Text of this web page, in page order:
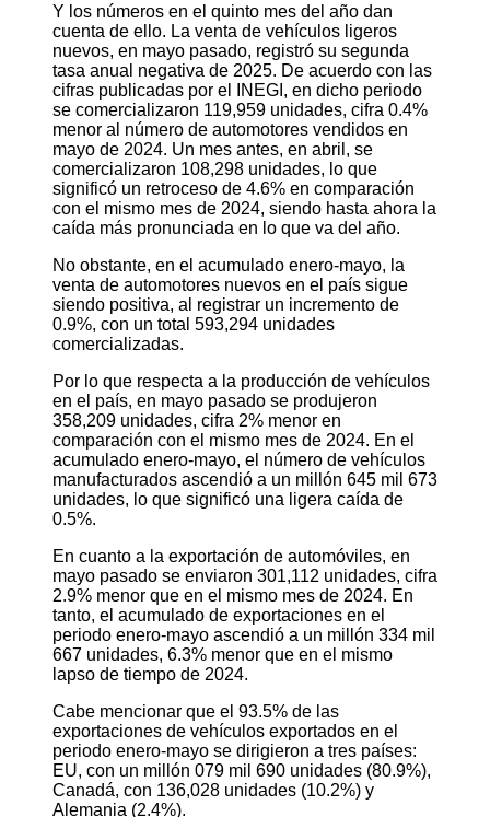
Y los números en el quinto mes del año dan
cuenta de ello. La venta de vehículos ligeros
nuevos, en mayo pasado, registró su segunda
tasa anual negativa de 2025. De acuerdo con las
cifras publicadas por el INEGI, en dicho periodo
se comercializaron 119,959 unidades, cifra 0.4%
menor al número de automotores vendidos en
mayo de 2024. Un mes antes, en abril, se
comercializaron 108,298 unidades, lo que
significó un retroceso de 4.6% en comparación
con el mismo mes de 2024, siendo hasta ahora la
caída más pronunciada en lo que va del año.
No obstante, en el acumulado enero-mayo, la
venta de automotores nuevos en el país sigue
siendo positiva, al registrar un incremento de
0.9%, con un total 593,294 unidades
comercializadas.
Por lo que respecta a la producción de vehículos
en el país, en mayo pasado se produjeron
358,209 unidades, cifra 2% menor en
comparación con el mismo mes de 2024. En el
acumulado enero-mayo, el número de vehículos
manufacturados ascendió a un millón 645 mil 673
unidades, lo que significó una ligera caída de
0.5%.
En cuanto a la exportación de automóviles, en
mayo pasado se enviaron 301,112 unidades, cifra
2.9% menor que en el mismo mes de 2024. En
tanto, el acumulado de exportaciones en el
periodo enero-mayo ascendió a un millón 334 mil
667 unidades, 6.3% menor que en el mismo
lapso de tiempo de 2024.
Cabe mencionar que el 93.5% de las
exportaciones de vehículos exportados en el
periodo enero-mayo se dirigieron a tres países:
EU, con un millón 079 mil 690 unidades (80.9%),
Canadá, con 136,028 unidades (10.2%) y
Alemania (2.4%).